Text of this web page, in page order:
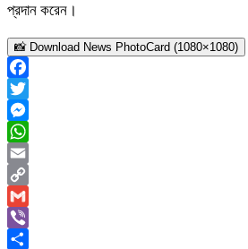
প্রদান করেন।
📸 Download News PhotoCard (1080×1080)
Facebook
Twitter
Messenger
WhatsApp
Email
Copy
Link
Gmail
Viber